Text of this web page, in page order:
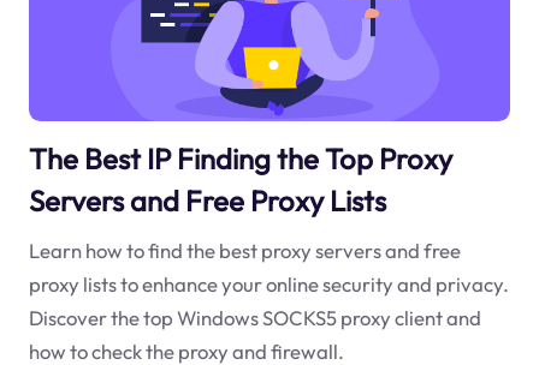
The Best IP Finding the Top Proxy
Servers and Free Proxy Lists
Learn how to find the best proxy servers and free
proxy lists to enhance your online security and privacy.
Discover the top Windows SOCKS5 proxy client and
how to check the proxy and firewall.